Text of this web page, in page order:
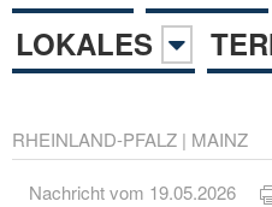
LOKALES
RHEINLAND-PFALZ | MAINZ
Nachricht vom 19.05.2026